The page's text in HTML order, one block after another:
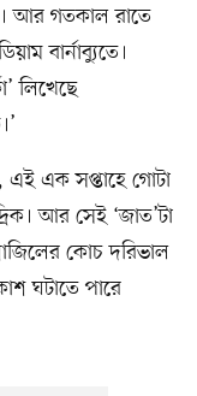
আর গতকাল রাতে
বার্নাব্যুতে।
লিখেছে
এই এক সপ্তাহে গোটা
আর সেই ‘জাত’টা
কোচ দরিভাল
ঘটাতে পারে